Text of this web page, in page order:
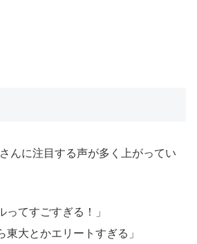
んに注目する声が多く上がってい
ってすごすぎる！」
東大とかエリートすぎる」